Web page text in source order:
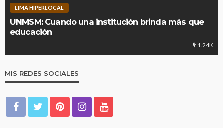
LIMA HIPERLOCAL
UNMSM: Cuando una institución brinda más que
educación
1.24K
MIS REDES SOCIALES